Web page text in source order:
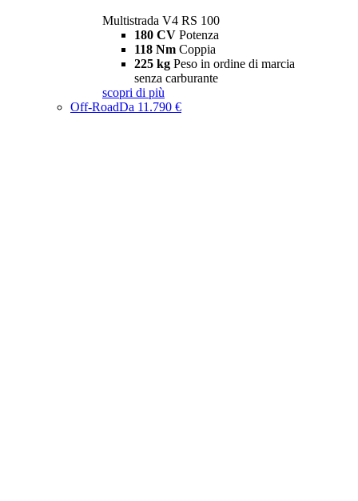
Multistrada V4 RS 100
180 CV Potenza
118 Nm Coppia
225 kg Peso in ordine di marcia
senza carburante
scopri di più
Off-RoadDa 11.790 €